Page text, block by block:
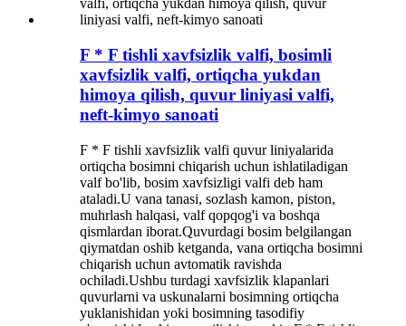
F * F tishli xavfsizlik valfi, bosimli
xavfsizlik valfi, ortiqcha yukdan
himoya qilish, quvur liniyasi valfi,
neft-kimyo sanoati
F * F tishli xavfsizlik valfi quvur liniyalarida
ortiqcha bosimni chiqarish uchun ishlatiladigan
valf bo'lib, bosim xavfsizligi valfi deb ham
ataladi.U vana tanasi, sozlash kamon, piston,
muhrlash halqasi, valf qopqog'i va boshqa
qismlardan iborat.Quvurdagi bosim belgilangan
qiymatdan oshib ketganda, vana ortiqcha bosimni
chiqarish uchun avtomatik ravishda
ochiladi.Ushbu turdagi xavfsizlik klapanlari
quvurlarni va uskunalarni bosimning ortiqcha
yuklanishidan yoki bosimning tasodifiy